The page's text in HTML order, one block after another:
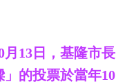
13日，基隆市長
」的投票於當年10